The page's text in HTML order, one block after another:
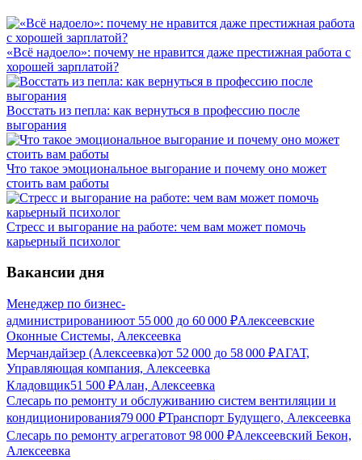
«Всё надоело»: почему не нравится даже престижная работа с
хорошей зарплатой?
Восстать из пепла: как вернуться в профессию после
выгорания
Что такое эмоциональное выгорание и почему оно может
стоить вам работы
Стресс и выгорание на работе: чем вам может помочь
карьерный психолог
Вакансии дня
Менеджер по бизнес-
администрированиюот 55 000 до 60 000 ₽Алексеевские
Оконные Системы, Алексеевка
Мерчандайзер (Алексеевка)от 52 000 до 58 000 ₽АГАТ,
Управляющая компания, Алексеевка
Кладовщик51 500 ₽Алан, Алексеевка
Слесарь по ремонту и обслуживанию систем вентиляции и
кондиционирования79 000 ₽Транспорт Будущего, Алексеевка
Слесарь по ремонту агрегатовот 98 000 ₽Алексеевский Бекон,
Алексеевка